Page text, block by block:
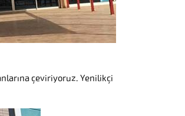
çeviriyoruz. Yenilikçi